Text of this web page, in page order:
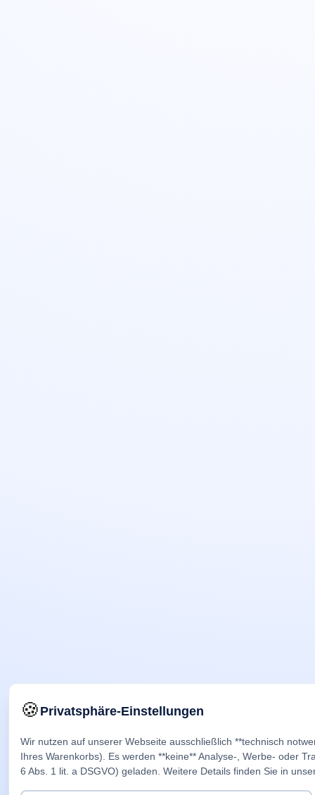
🍪Privatsphäre-Einstellungen
Wir nutzen auf unserer Webseite ausschließlich **technisch
Ihres Warenkorbs). Es werden **keine** Analyse-, Werbe- oder
6 Abs. 1 lit. a DSGVO) geladen. Weitere Details finden Sie in